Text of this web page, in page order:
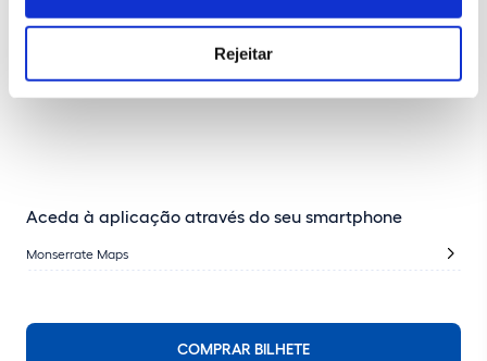
Rejeitar
Aceda à aplicação através do seu smartphone
Monserrate Maps
COMPRAR BILHETE